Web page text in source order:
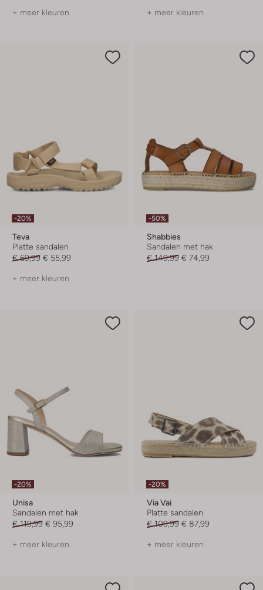
+ meer kleuren + meer kleuren
-20%
Teva
Platte sandalen
€ 69,99 € 55,99
+ meer kleuren
-50%
Shabbies
Sandalen met hak
€ 149,99 € 74,99
-20%
Unisa
Sandalen met hak
€ 119,99 € 95,99
+ meer kleuren
-20%
Via Vai
Platte sandalen
€ 109,99 € 87,99
+ meer kleuren